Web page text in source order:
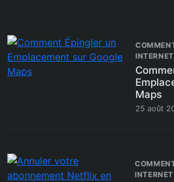
Maps
25 août